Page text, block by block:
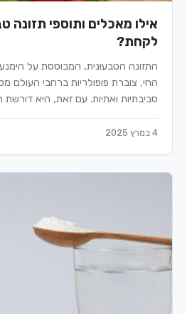
אילו מאכלים ותוספי תזונה
לקחת?
התזונה הטבעונית, המבוססת על
החי, צוברת פופולריות ברחבי העולם
סביבתיות ואתיות. עם זאת, היא דורשת
4 במרץ 2025